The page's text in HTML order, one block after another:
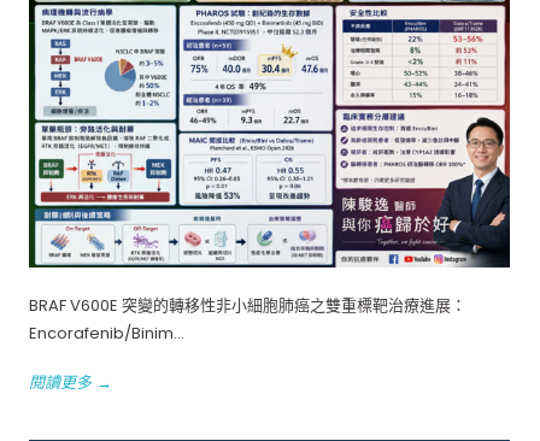
BRAF V600E 突變的轉移性非小細胞肺癌之雙重標靶治療進展：
Encorafenib/Binim...
閱讀更多 →